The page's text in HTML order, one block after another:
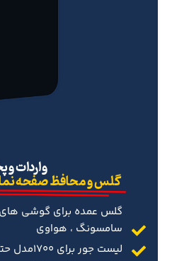
‌واردات
گلس و محافظ صفحه
گلس عمده برای گوشی های
سامسونگ ، هواوی
لیست جور برای 1700مدل حتی مدل های جدید